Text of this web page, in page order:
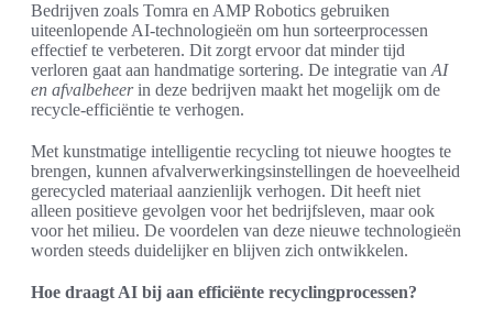
Bedrijven zoals Tomra en AMP Robotics gebruiken
uiteenlopende AI-technologieën om hun sorteerprocessen
effectief te verbeteren. Dit zorgt ervoor dat minder tijd
verloren gaat aan handmatige sortering. De integratie van AI
en afvalbeheerin deze bedrijven maakt het mogelijk om de
recycle-efficiëntie te verhogen.
Met kunstmatige intelligentie recycling tot nieuwe hoogtes te
brengen, kunnen afvalverwerkingsinstellingen de hoeveelheid
gerecycled materiaal aanzienlijk verhogen. Dit heeft niet
alleen positieve gevolgen voor het bedrijfsleven, maar ook
voor het milieu. De voordelen van deze nieuwe technologieën
worden steeds duidelijker en blijven zich ontwikkelen.
Hoe draagt AI bij aan efficiënte recyclingprocessen?